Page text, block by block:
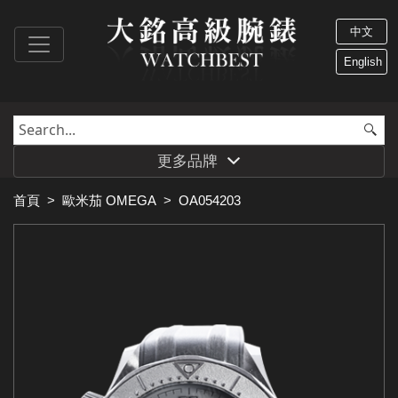
中文
English
更多品牌
首頁 > 歐米茄 OMEGA > OA054203